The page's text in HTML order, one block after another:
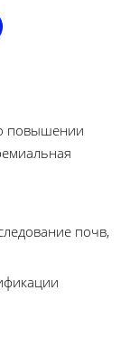
повышении
почв,